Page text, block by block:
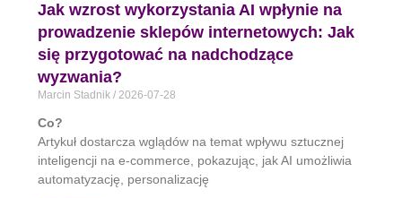
Jak wzrost wykorzystania AI wpłynie na
prowadzenie sklepów internetowych: Jak
się przygotować na nadchodzące
wyzwania?
Marcin Stadnik 2026-07-28
Co?
Artykuł dostarcza wglądów na temat wpływu sztucznej
inteligencji na e-commerce, pokazując, jak AI umożliwia
automatyzację, personalizację